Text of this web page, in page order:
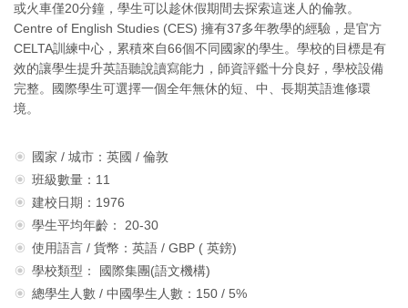
或火車僅20分鐘，學生可以趁休假期間去探索這迷人的倫敦。
Centre of English Studies (CES) 擁有37多年教學的經驗，是官方
CELTA訓練中心，累積來自66個不同國家的學生。學校的目標是有
效的讓學生提升英語聽說讀寫能力，師資評鑑十分良好，學校設備
完整。國際學生可選擇一個全年無休的短、中、長期英語進修環
境。
國家 / 城市：英國 / 倫敦
班級數量：11
建校日期：1976
學生平均年齡： 20-30
使用語言 / 貨幣：英語 / GBP ( 英鎊)
學校類型： 國際集團(語文機構)
總學生人數 / 中國學生人數：150 / 5%